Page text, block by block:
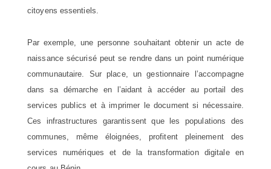
citoyens essentiels.
Par exemple, une personne souhaitant obtenir un acte de
naissance sécurisé peut se rendre dans un point numérique
communautaire. Sur place, un gestionnaire l’accompagne
dans sa démarche en l’aidant à accéder au portail des
services publics et à imprimer le document si nécessaire.
Ces infrastructures garantissent que les populations des
communes, même éloignées, profitent pleinement des
services numériques et de la transformation digitale en